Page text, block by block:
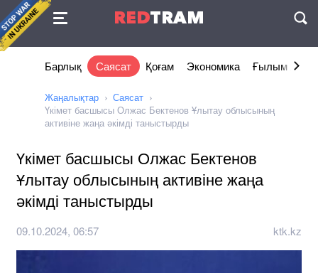
REDTRAM
Келісімі
Барлық Саясат Қоғам Экономика Ғылым және
Жаңалықтар
Саясат
Үкімет басшысы Олжас Бектенов Ұлытау облысының
активіне жаңа әкімді таныстырды
Үкімет басшысы Олжас Бектенов
Ұлытау облысының активіне жаңа
әкімді таныстырды
09.10.2024, 06:57 ktk.kz